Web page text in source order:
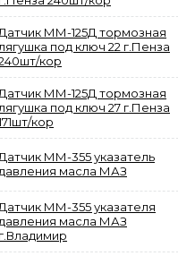
ДИСК СЦЕПЛЕНИЯ
ВЕДОМЫЙ
Датчик ММ-125Д тормозная
лягушка под ключ 22 г.Пенза
кор
Датчик ММ-125Д тормозная
лягушка под ключ 27 г.Пенза
кор
Датчик ММ-355 указатель
давления масла МАЗ
Датчик ММ-355 указателя
давления масла МАЗ
г.Владимир